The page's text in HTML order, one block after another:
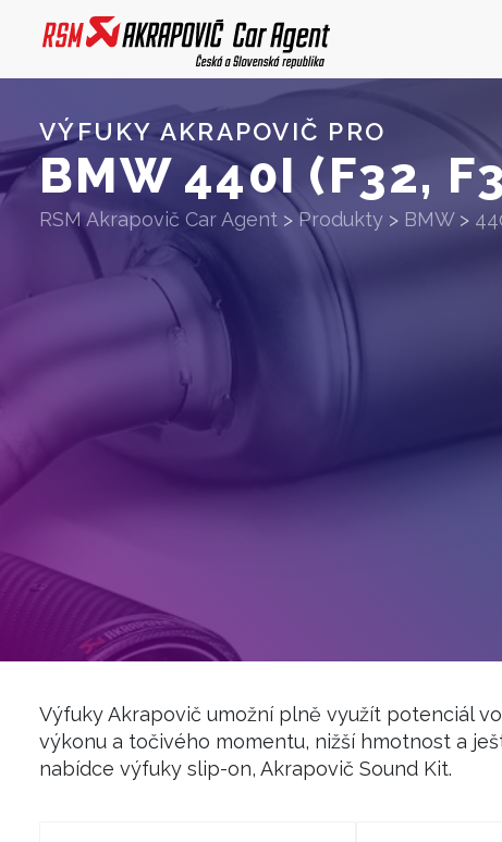
VÝFUKY AKRAPOVIČ PRO
BMW 440I (F32,
RSM Akrapovič Car Agent > Produkty > BMW >
Výfuky Akrapovič umožní plně využít potenciál
výkonu a točivého momentu, nižší hmotnost a
nabídce výfuky slip-on, Akrapovič Sound Kit.